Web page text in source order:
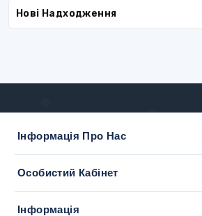
Нові Надходження
Інформація Про Нас
Особистий Кабінет
Інформація